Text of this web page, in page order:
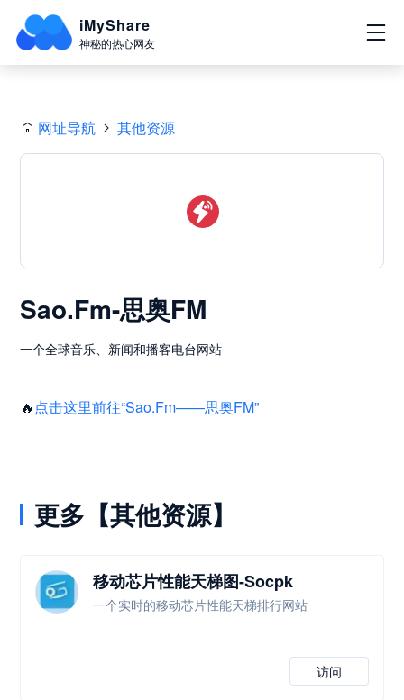
iMyShare
神秘的热心网友
网址导航 其他资源
Sao.Fm-思奥FM
一个全球音乐、新闻和播客电台网站
🔥 点击这里前往“Sao.Fm——思奥FM”
更多【其他资源】
移动芯片性能天梯图-Socpk
一个实时的移动芯片性能天梯排行网站
访问